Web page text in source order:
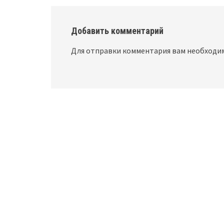
Добавить комментарий
Для отправки комментария вам